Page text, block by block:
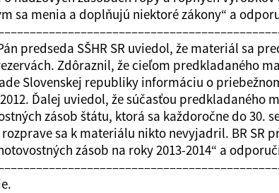
sa menia a doplňujú niektoré zákony“ a
predseda SŠHR SR uviedol, že materiál sa
Zdôraznil, že cieľom predkladaného
Slovenskej republiky informáciu o
Ďalej uviedol, že súčasťou predkladaného
zásob štátu, ktorá sa každoročne do 30.
sa k materiálu nikto nevyjadril. BR SR
zásob na roky 2013-2014“ a